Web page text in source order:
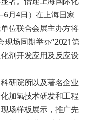
月4日）在上海国家
位联合会展主办方将
场同期举办“2021第
剂开发应用及反应设
研院所以及著名企业
加氢技术研发和工程
场样板展示，推广先